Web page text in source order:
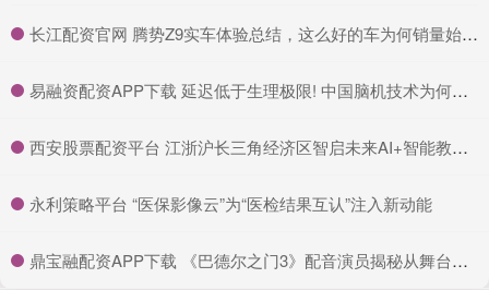
​长江配资官网 腾势Z9实车体验总结，这么好的车为何销量始终未见起色，或在于产品定位和市场认知尚未突破
​易融资配资APP下载 延迟低于生理极限! 中国脑机技术为何让瘫痪者重获新生?
​西安股票配资平台 江浙沪长三角经济区智启未来AI+智能教育合作大会在盐城举行
​永利策略平台 “医保影像云”为“医检结果互认”注入新动能
​鼎宝融配资APP下载 《巴德尔之门3》配音演员揭秘从舞台到游戏的挑战与乐趣